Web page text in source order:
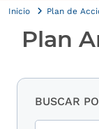
Inicio Plan de
Plan
BUSCAR